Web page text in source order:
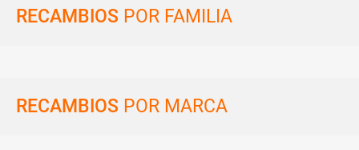
RECAMBIOS POR FAMILIA
RECAMBIOS POR MARCA